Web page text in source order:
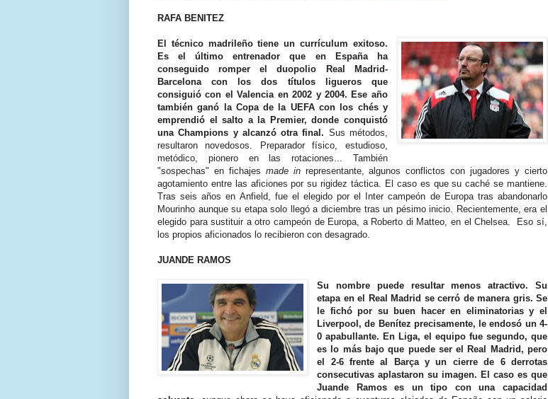
RAFA BENITEZ
El técnico madrileño tiene un currículum exitoso.
Es el último entrenador que en España ha
conseguido romper el duopolio Real Madrid-
Barcelona con los dos títulos ligueros que
consiguió con el Valencia en 2002 y 2004. Ese año
también ganó la Copa de la UEFA con los chés y
emprendió el salto a la Premier, donde conquistó
una Champions y alcanzó otra final. Sus métodos,
resultaron novedosos. Preparador físico, estudioso,
metódico, pionero en las rotaciones... También
"sospechas" en fichajes made in representante, algunos conflictos con jugadores y cierto
agotamiento entre las aficiones por su rigidez táctica. El caso es que su caché se mantiene.
Tras seis años en Anfield, fue el elegido por el Inter campeón de Europa tras abandonarlo
Mourinho aunque su etapa solo llegó a diciembre tras un pésimo inicio. Recientemente, era el
elegido para sustituir a otro campeón de Europa, a Roberto di Matteo, en el Chelsea. Eso sí,
los propios aficionados lo recibieron con desagrado.
JUANDE RAMOS
Su nombre puede resultar menos atractivo. Su
etapa en el Real Madrid se cerró de manera gris. Se
le fichó por su buen hacer en eliminatorias y el
Liverpool, de Benítez precisamente, le endosó un 4-
0 apabullante. En Liga, el equipo fue segundo, que
es lo más bajo que puede ser el Real Madrid, pero
el 2-6 frente al Barça y un cierre de 6 derrotas
consecutivas aplastaron su imagen. El caso es que
Juande Ramos es un tipo con una capacidad